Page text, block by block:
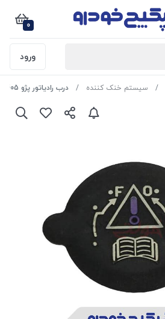
0
ورود
سیستم خنک کننده درب رادیاتور پژو 405 - سمند - پارس 1104011 اماتا صمد